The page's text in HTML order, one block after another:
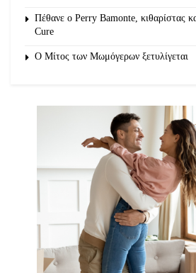
Πέθανε ο Perry Bamonte, κιθαρίστας
Cure
O Μίτος των Μωμόγερων ξετυλίγεται